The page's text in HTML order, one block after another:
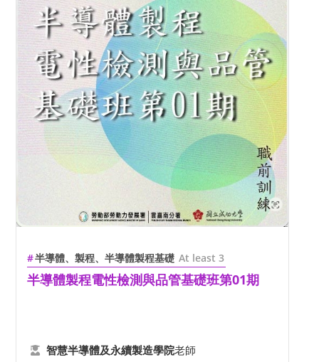
半導體、製程、半導體製程基礎 At least 3
半導體製程電性檢測與品管基礎班第01期
智慧半導體及永續製造學院老師